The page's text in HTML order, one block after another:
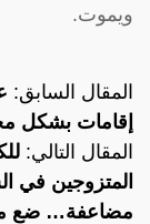
ويموت.
المقال السابق:
إقامات بشكل
المقال التالي:
المتزوجين في
مضاعفة… ضع